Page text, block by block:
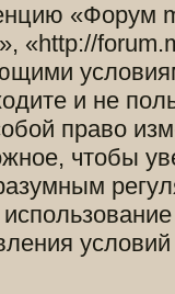
«Форум
«http://
и не
право
чтобы